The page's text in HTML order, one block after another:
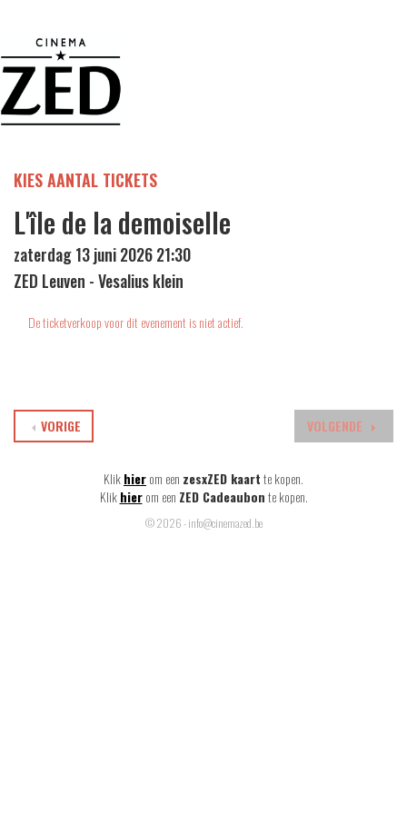
KIES AANTAL TICKETS
L'île de la demoiselle
zaterdag 13 juni 2026 21:30
ZED Leuven - Vesalius klein
De ticketverkoop voor dit evenement is niet actief.
VOLGENDE
VORIGE
Klikhierom een zesxZED kaartte kopen.
Klik hier om een ZED Cadeaubonte kopen.
© 2026 - info@cinemazed.be